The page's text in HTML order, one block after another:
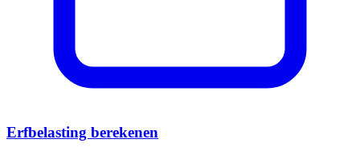
Erfbelasting berekenen